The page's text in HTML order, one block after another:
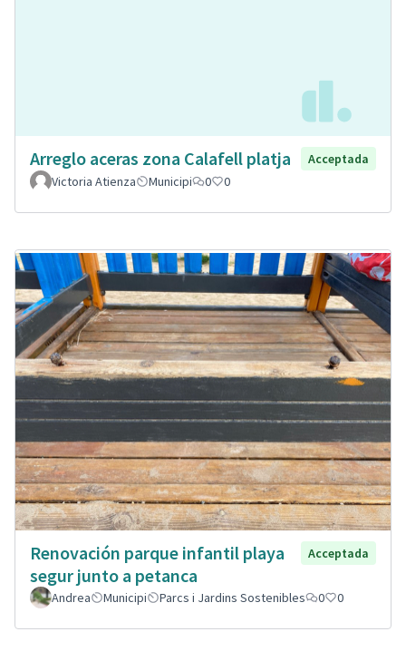
Arreglo aceras zona Calafell platja
Acceptada
Victoria Atienza
Municipi 0 0
Renovación parque infantil playa
segur junto a petanca
Acceptada
Andrea Municipi Parcs i Jardins Sostenibles 0 0